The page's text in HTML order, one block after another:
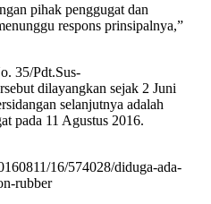
pihak penggugat dan
respons prinsipalnya,”
35/Pdt.Sus-
dilayangkan sejak 2 Juni
selanjutnya adalah
pada 11 Agustus 2016.
16/574028/diduga-ada-
rubber